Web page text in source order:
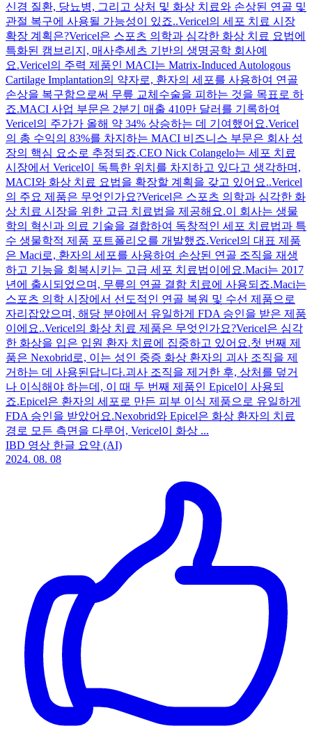
신경 질환, 당뇨병, 그리고 상처 및 화상 치료와 손상된 연골 및
관절 복구에 사용될 가능성이 있죠..Vericel의 세포 치료 시장
확장 계획은?Vericel은 스포츠 의학과 심각한 화상 치료 요법에
특화된 캠브리지, 매사추세츠 기반의 생명공학 회사예
요.Vericel의 주력 제품인 MACI는 Matrix-Induced Autologous
Cartilage Implantation의 약자로, 환자의 세포를 사용하여 연골
손상을 복구함으로써 무릎 교체수술을 피하는 것을 목표로 하
죠.MACI 사업 부문은 2분기 매출 410만 달러를 기록하여
Vericel의 주가가 올해 약 34% 상승하는 데 기여했어요.Vericel
의 총 수익의 83%를 차지하는 MACI 비즈니스 부문은 회사 성
장의 핵심 요소로 추정되죠.CEO Nick Colangelo는 세포 치료
시장에서 Vericel이 독특한 위치를 차지하고 있다고 생각하며,
MACI와 화상 치료 요법을 확장할 계획을 갖고 있어요..Vericel
의 주요 제품은 무엇인가요?Vericel은 스포츠 의학과 심각한 화
상 치료 시장을 위한 고급 치료법을 제공해요.이 회사는 생물
학의 혁신과 의료 기술을 결합하여 독창적인 세포 치료법과 특
수 생물학적 제품 포트폴리오를 개발했죠.Vericel의 대표 제품
은 Maci로, 환자의 세포를 사용하여 손상된 연골 조직을 재생
하고 기능을 회복시키는 고급 세포 치료법이에요.Maci는 2017
년에 출시되었으며, 무릎의 연골 결함 치료에 사용되죠.Maci는
스포츠 의학 시장에서 선도적인 연골 복원 및 수선 제품으로
자리잡았으며, 해당 분야에서 유일하게 FDA 승인을 받은 제품
이에요..Vericel의 화상 치료 제품은 무엇인가요?Vericel은 심각
한 화상을 입은 입원 환자 치료에 집중하고 있어요.첫 번째 제
품은 Nexobrid로, 이는 성인 중증 화상 환자의 괴사 조직을 제
거하는 데 사용된답니다.괴사 조직을 제거한 후, 상처를 덮거
나 이식해야 하는데, 이 때 두 번째 제품인 Epicel이 사용되
죠.Epicel은 환자의 세포로 만든 피부 이식 제품으로 유일하게
FDA 승인을 받았어요.Nexobrid와 Epicel은 화상 환자의 치료
경로 모든 측면을 다루어, Vericel이 화상 ...
IBD 영상 한글 요약 (AI)
2024. 08. 08